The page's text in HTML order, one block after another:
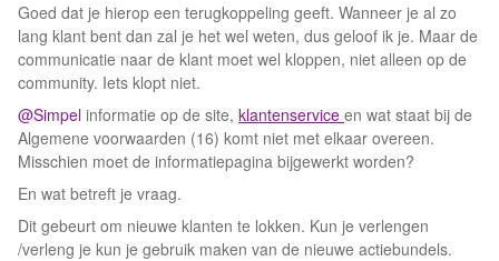
Goed dat je hierop een terugkoppeling geeft. Wanneer je al zo
lang klant bent dan zal je het wel weten, dus geloof ik je. Maar de
communicatie naar de klant moet wel kloppen, niet alleen op de
community. Iets klopt niet.
@Simpel informatie op de site, klantenservice en wat staat bij de
Algemene voorwaarden (16) komt niet met elkaar overeen.
Misschien moet de informatiepagina bijgewerkt worden?
En wat betreft je vraag.
Dit gebeurt om nieuwe klanten te lokken. Kun je verlengen
/verleng je kun je gebruik maken van de nieuwe actiebundels.